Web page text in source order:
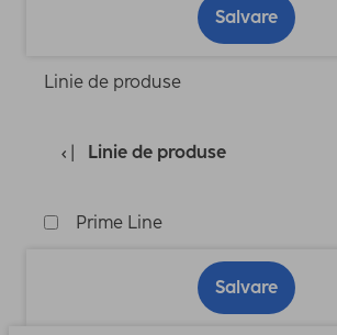
Salvare
Linie de produse
Linie de produse
Prime Line
Salvare